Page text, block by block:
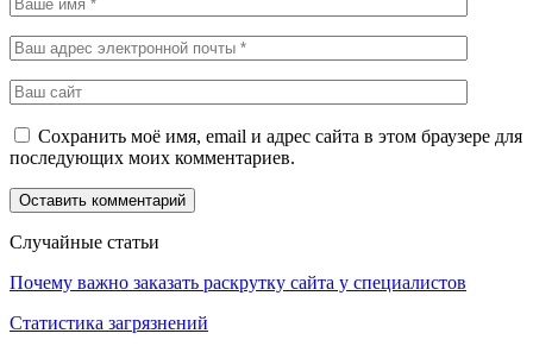
Сохранить моё имя, email и адрес сайта в этом браузере для
последующих моих комментариев.
Случайные статьи
Почему важно заказать раскрутку сайта у специалистов
Статистика загрязнений